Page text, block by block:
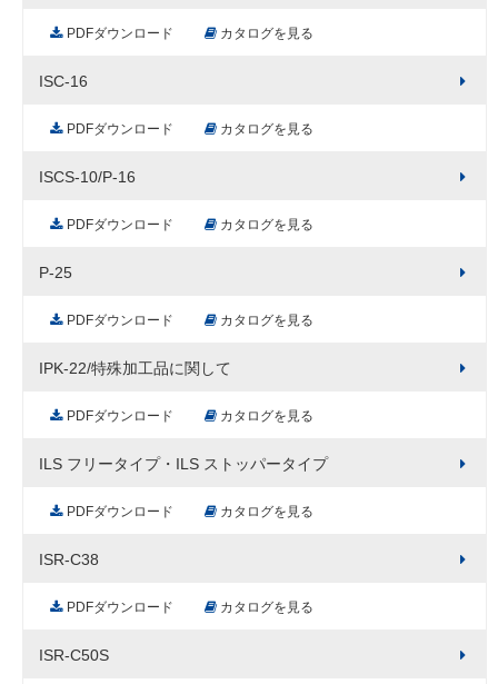
PDFダウンロード カタログを見る
ISC-16
PDFダウンロード カタログを見る
ISCS-10/P-16
PDFダウンロード カタログを見る
P-25
PDFダウンロード カタログを見る
IPK-22/特殊加工品に関して
PDFダウンロード カタログを見る
ILS フリータイプ・ILS ストッパータイプ
PDFダウンロード カタログを見る
ISR-C38
PDFダウンロード カタログを見る
ISR-C50S